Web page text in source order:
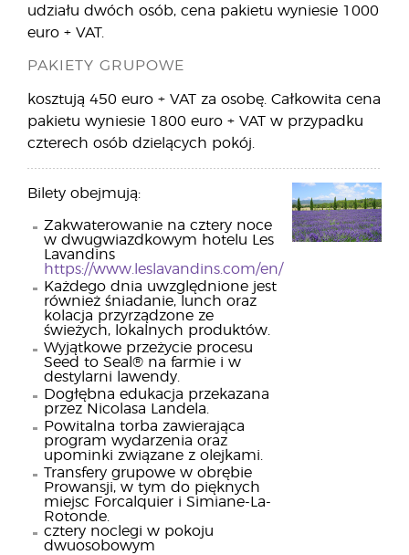
udziału dwóch osób, cena pakietu wyniesie 1000
euro + VAT.
PAKIETY GRUPOWE
kosztują 450 euro + VAT za osobę. Całkowita cena
pakietu wyniesie 1800 euro + VAT w przypadku
czterech osób dzielących pokój.
Bilety obejmują:
Zakwaterowanie na cztery noce
w dwugwiazdkowym hotelu Les
Lavandins
https://www.leslavandins.com/en/
Każdego dnia uwzględnione jest
również śniadanie, lunch oraz
kolacja przyrządzone ze
świeżych, lokalnych produktów.
Wyjątkowe przeżycie procesu
Seed to Seal® na farmie i w
destylarni lawendy.
Dogłębna edukacja przekazana
przez Nicolasa Landela.
Powitalna torba zawierająca
program wydarzenia oraz
upominki związane z olejkami.
Transfery grupowe w obrębie
Prowansji, w tym do pięknych
miejsc Forcalquier i Simiane-La-
Rotonde.
cztery noclegi w pokoju
dwuosobowym